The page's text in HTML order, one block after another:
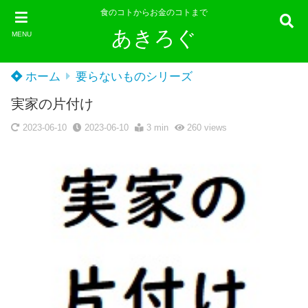
MENU
食のコトからお金のコトまで
あきろぐ
ホーム 要らないものシリーズ
実家の片付け
2023-06-10 2023-06-10 3 min 260views